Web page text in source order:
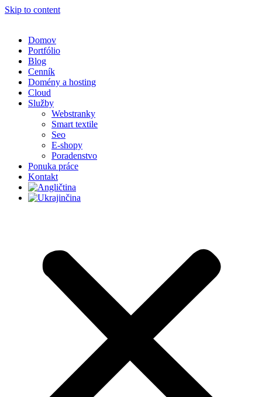
Skip to content
Domov
Portfólio
Blog
Cenník
Domény a hosting
Cloud
Služby
Webstranky
Smart textile
Seo
E-shopy
Poradenstvo
Ponuka práce
Kontakt